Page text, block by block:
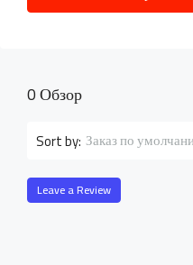
0 Обзор
Sort by: Заказ по
Leave a Review